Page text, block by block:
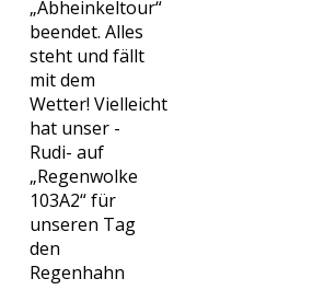
„Abheinkeltour“
beendet. Alles
steht und fällt
mit dem
Wetter! Vielleicht
hat unser -
Rudi- auf
„Regenwolke
103A2“ für
unseren Tag
den
Regenhahn